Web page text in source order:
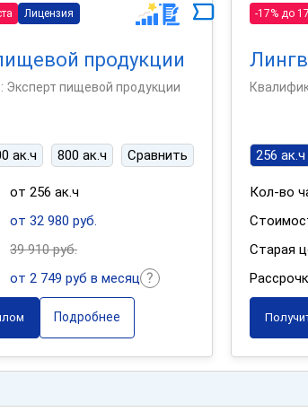
Лицензия
продукции
Эксперт пищевой продукции
ак.ч 800 ак.ч Сравнить
от 256 ак.ч
от 32 980 руб.
39 910 руб.
от 2 749 руб в месяц
Подробнее
-17% до
256 ак.ч
Кол-во
Старая